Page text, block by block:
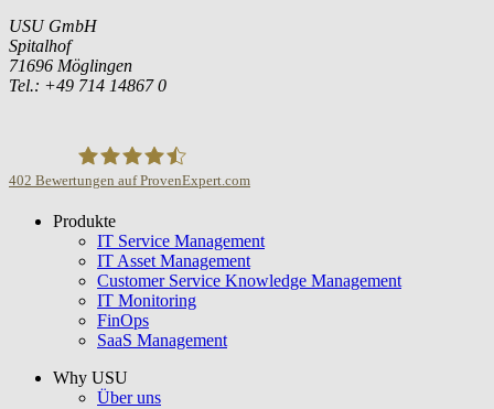
USU GmbH
Spitalhof
71696 Möglingen
Tel.: +49 714 14867 0
USU GmbH
402 Bewertungen auf ProvenExpert.com
Produkte
IT Service Management
IT Asset Management
Customer Service Knowledge Management
IT Monitoring
FinOps
SaaS Management
Why USU
Über uns